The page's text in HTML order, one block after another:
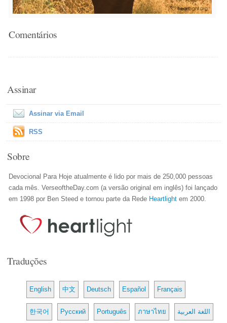
Comentários
Assinar
Assinar via Email
RSS
Sobre
Devocional Para Hoje atualmente é lido por mais de 250,000 pessoas
cada mês. VerseoftheDay.com (a versão original em inglês) foi lançado
em 1998 por Ben Steed e tornou parte da Rede Heartlight em 2000.
Traduções
English 中文 Deutsch Español Français
한국어 Русский Português ภาษาไทย اللغة العربية